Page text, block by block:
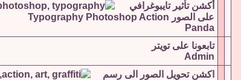
أكشن تأثير تايبوغرافي
على الصور Typography Photoshop Action
Panda
تابعونا على تويتر
Admin
اكشن تحويل الصور الى رسم